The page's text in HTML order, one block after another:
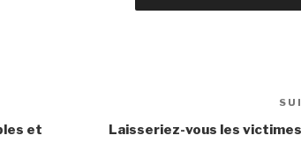
et Laisseriez-vous les